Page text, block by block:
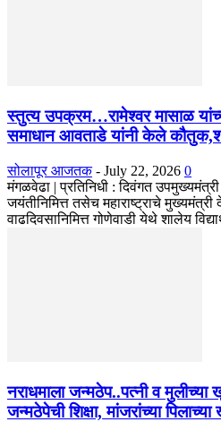
स्तुत्य उपक्रम…रामेश्वर मासाळ
समाधान आवताडे यांनी केले
सोलापूर आजतक - July 22, 2026 0
मंगळवेढा | प्रतिनिधी : दिवंगत उपमुख्यमंत्री
जयंतीनिमित्त तसेच महाराष्ट्राचे
वाढदिवसानिमित्त गोणेवाडी येथे शालेय
नराधमाला जन्मठेप..पत्नी व
जन्मठेपेची शिक्षा, मांजरांच्या